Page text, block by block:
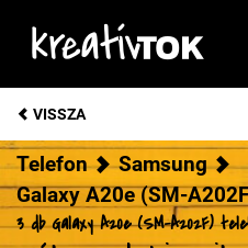
VISSZA
Telefon
Samsung
Galaxy A20e (SM-
3 db Galaxy A20e (SM-A202F)